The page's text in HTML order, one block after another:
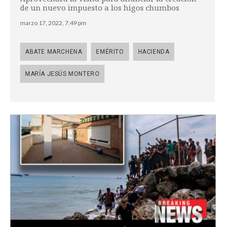
de un nuevo impuesto a los higos chumbos
marzo 17, 2022, 7:49 pm
ABATE MARCHENA EMÉRITO HACIENDA
MARÍA JESÚS MONTERO